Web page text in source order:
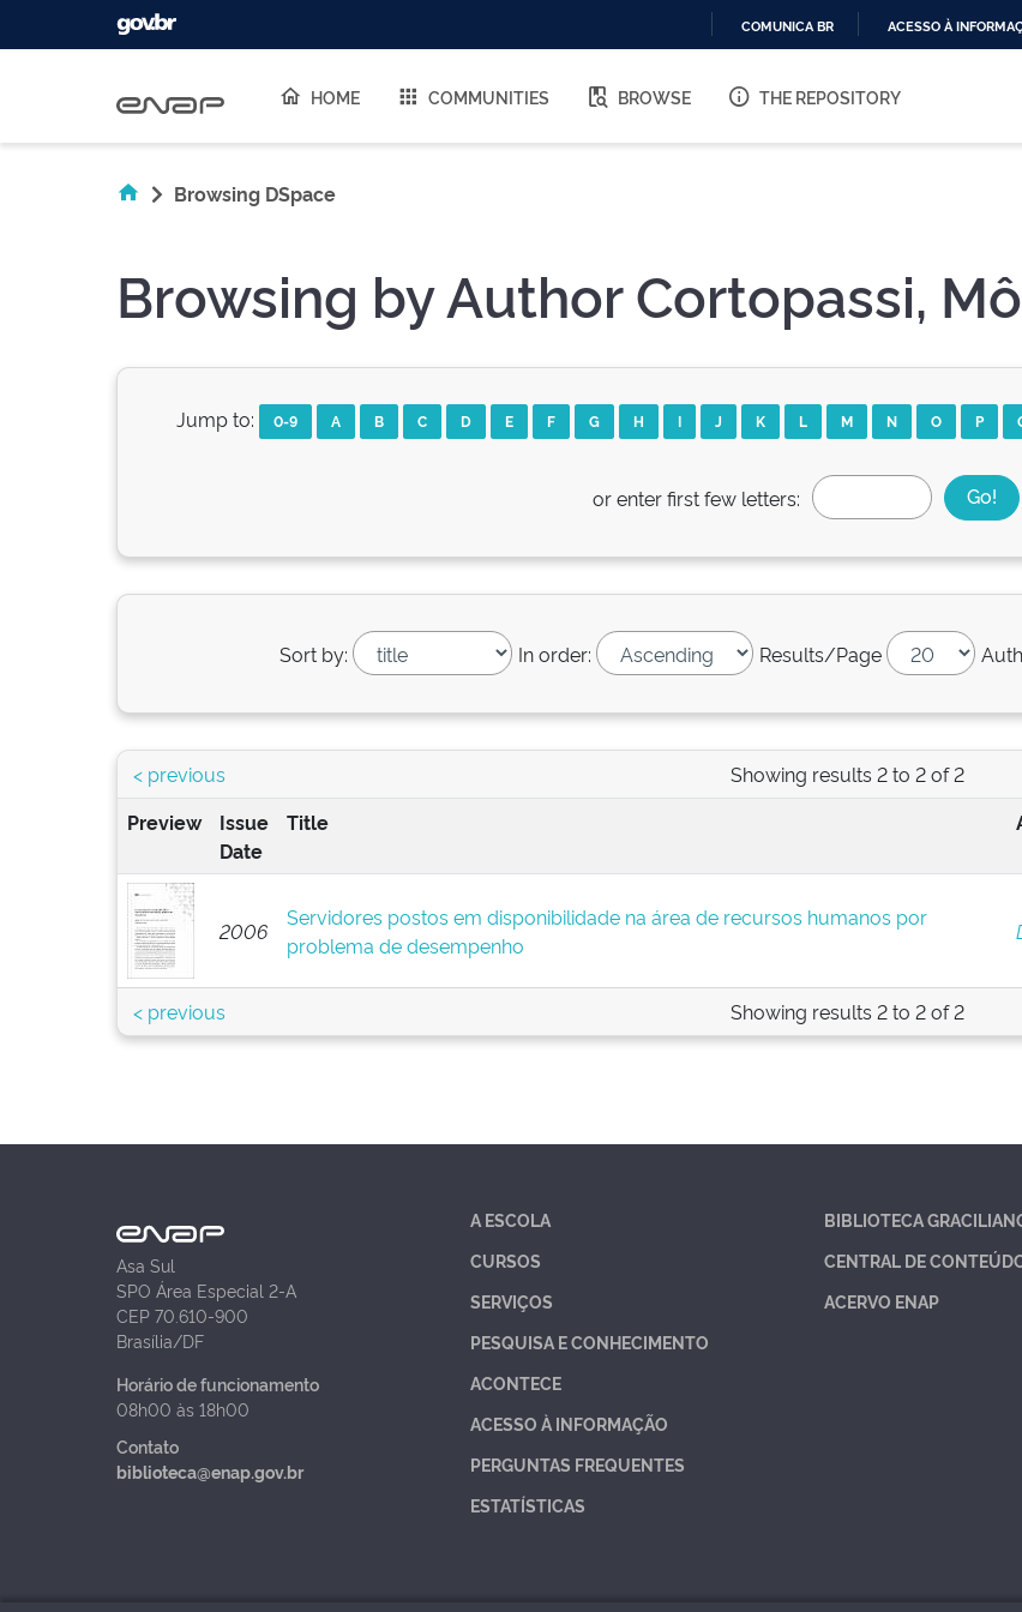
O
COMUNICA BR ACESSO À
HOME COMMUNITIES BROWSE THE REPOSITORY
Browsing DSpace
Browsing by Author Cortopassi,
Jump to: 0-9 A B C D E F G H I J K L M N O P
or enter first few letters:
Sort by: In order: Results/Page
Showing results 2 to 2 of 2
< previous
Preview
Issue
Date
Title
2006
Servidores postos em disponibilidade na área de recursos humanos por
problema de desempenho
Showing results 2 to 2 of 2
< previous
Asa Sul
SPO Área Especial 2-A
CEP 70.610-900
Brasília/DF
Horário de funcionamento
08h00 às 18h00
Contato
biblioteca@enap.gov.br
A ESCOLA
CURSOS
SERVIÇOS
PESQUISA E CONHECIMENTO
ACONTECE
ACESSO À INFORMAÇÃO
PERGUNTAS FREQUENTES
ESTATÍSTICAS
BIBLIOTECA
CENTRAL DE
ACERVO ENAP